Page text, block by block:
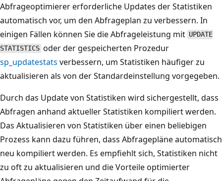
Abfrageoptimierer erforderliche Updates der Statistiken
automatisch vor, um den Abfrageplan zu verbessern. In
einigen Fällen können Sie die Abfrageleistung mit UPDATE
STATISTICS oder der gespeicherten Prozedur
sp_updatestats verbessern, um Statistiken häufiger zu
aktualisieren als von der Standardeinstellung vorgegeben.
Durch das Update von Statistiken wird sichergestellt, dass
Abfragen anhand aktueller Statistiken kompiliert werden.
Das Aktualisieren von Statistiken über einen beliebigen
Prozess kann dazu führen, dass Abfragepläne automatisch
neu kompiliert werden. Es empfiehlt sich, Statistiken nicht
zu oft zu aktualisieren und die Vorteile optimierter